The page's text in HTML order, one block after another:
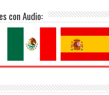
con Audio: